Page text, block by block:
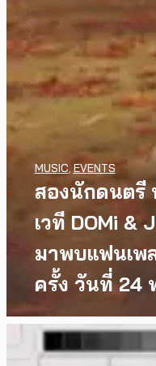
สองนักดนต
เวที DOMi &
มาพบแฟนเพ
ครั้ง วันที่ 24
MUSIC EVENTS